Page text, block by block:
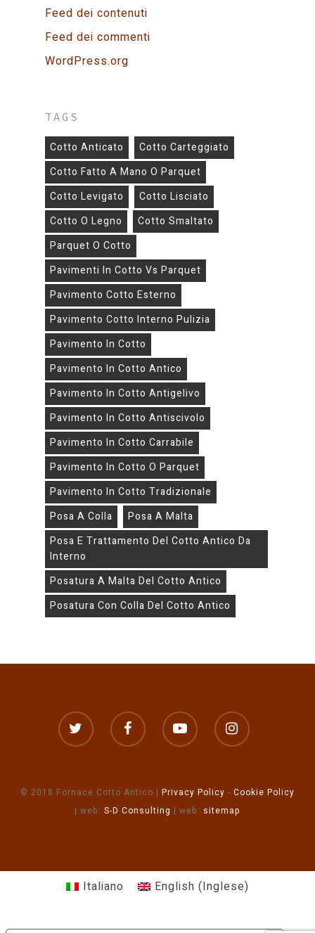
Feed dei contenuti
Feed dei commenti
WordPress.org
TAGS
Cotto Anticato
Cotto Carteggiato
Cotto Fatto A Mano O Parquet
Cotto Levigato
Cotto Lisciato
Cotto O Legno
Cotto Smaltato
Parquet O Cotto
Pavimenti In Cotto Vs Parquet
Pavimento Cotto Esterno
Pavimento Cotto Interno Pulizia
Pavimento In Cotto
Pavimento In Cotto Antico
Pavimento In Cotto Antigelivo
Pavimento In Cotto Antiscivolo
Pavimento In Cotto Carrabile
Pavimento In Cotto O Parquet
Pavimento In Cotto Tradizionale
Posa A Colla
Posa A Malta
Posa E Trattamento Del Cotto Antico Da
Interno
Posatura A Malta Del Cotto Antico
Posatura Con Colla Del Cotto Antico
© 2018 Fornace Cotto Antico | Privacy Policy - Cookie Policy
| web: S-D Consulting | web: sitemap
Italiano English (Inglese)